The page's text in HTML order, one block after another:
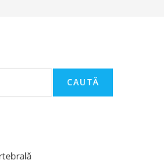
CAUTĂ